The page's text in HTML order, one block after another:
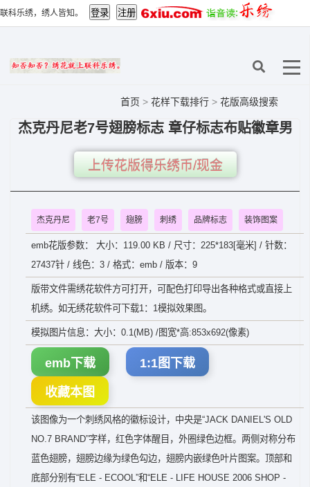
联科乐绣，绣人皆知。
首页 > 花样下载排行 > 花版高级搜索
杰克丹尼老7号翅膀标志 章仔标志布贴徽章男
上传花版得乐绣币/现金
杰克丹尼 老7号 翅膀 刺绣 品牌标志 装饰图案
emb花版参数： 大小：119.00 KB / 尺寸：225*183[毫米] / 针数：
27437针 / 线色：3 / 格式：emb / 版本：9
版带文件需绣花软件方可打开，可配色打印导出各种格式或直接上
机绣。如无绣花软件可下载1：1模拟效果图。
模拟图片信息：大小：0.1(MB) /图宽*高:853x692(像素)
emb下载 1:1图下载
收藏本图
该图像为一个刺绣风格的徽标设计，中央是“JACK DANIEL'S OLD
NO.7 BRAND”字样，红色字体醒目，外圈绿色边框。两侧对称分布
蓝色翅膀，翅膀边缘为绿色勾边，翅膀内嵌绿色叶片图案。顶部和
底部分别有“ELE - ECOOL”和“ELE - LIFE HOUSE 2006 SHOP -